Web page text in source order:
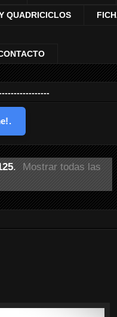
QUADRICICLOS
.
Mostrar todas las